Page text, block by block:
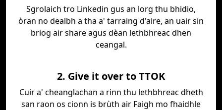
Sgrolaich tro Linkedin gus an lorg thu bhidio,
òran no dealbh a tha a' tarraing d'aire, an uair sin
briog air share agus dèan lethbhreac dhen
ceangal.
2. Give it over to TTOK
Cuir a' cheanglachan a rinn thu lethbhreac dheth
san raon os cionn is brùth air Faigh mo fhaidhle